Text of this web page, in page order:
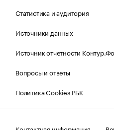
Статистика и аудитория
Источники данных
Источник отчетности
Вопросы и ответы
Политика Cookies РБК